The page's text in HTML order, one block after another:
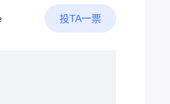
定参数，连接WIFI可
温度，有条件加上触
置，新手入职成本
+AI大脑的智能终
，帮店员和顾客“秒找
，不用扯着嗓子满仓
投TA一票